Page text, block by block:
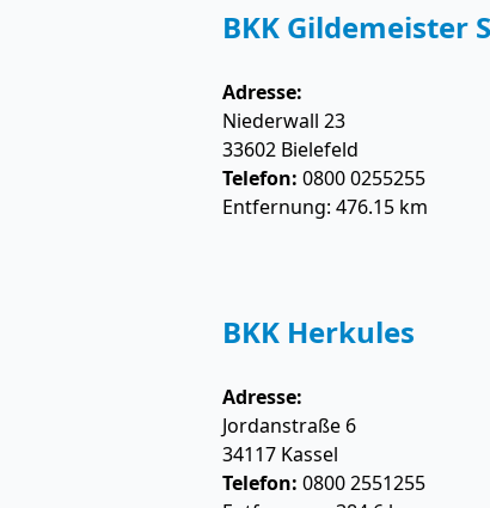
BKK Gildemeister
Adresse:
Niederwall 23
33602 Bielefeld
Telefon: 0800 0255255
Entfernung: 476.15 km
BKK Herkules
Adresse:
Jordanstraße 6
34117 Kassel
Telefon: 0800 2551255